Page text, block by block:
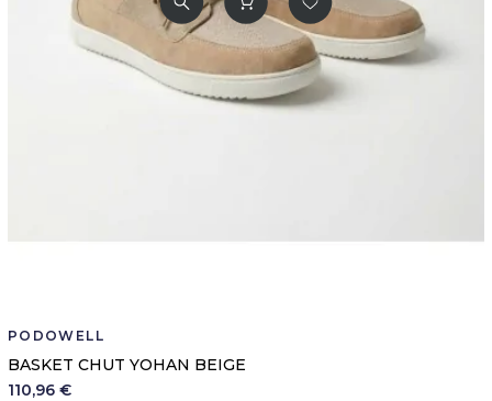
PODOWELL
BASKET CHUT YOHAN BEIGE
110,96 €